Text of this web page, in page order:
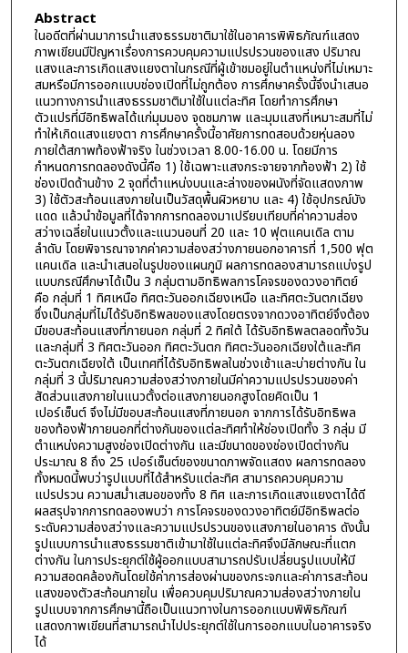
Abstract
ในอดีตที่ผ่านมาการนำแสงธรรมชาติมาใช้ในอาคารพิพิธภัณฑ์แสดง
ภาพเขียนมีปัญหาเรื่องการควบคุมความแปรปรวนของแสง ปริมาณ
แสงและการเกิดแสงแยงตาในกรณีที่ผู้เข้าชมอยู่ในตำแหน่งที่ไม่เหมาะ
สมหรือมีการออกแบบช่องเปิดที่ไม่ถูกต้อง การศึกษาครั้งนี้จึงนำเสนอ
แนวทางการนำแสงธรรมชาติมาใช้ในแต่ละทิศ โดยทำการศึกษา
ตัวแปรที่มีอิทธิพลได้แก่มุมมอง จุดชมภาพ และมุมแสงที่เหมาะสมที่ไม่
ทำให้เกิดแสงแยงตา การศึกษาครั้งนี้อาศัยการทดสอบด้วยหุ่นลอง
ภายใต้สภาพท้องฟ้าจริง ในช่วงเวลา 8.00-16.00 น. โดยมีการ
กำหนดการทดลองดังนี้คือ 1) ใช้เฉพาะแสงกระจายจากท้องฟ้า 2) ใช้
ช่องเปิดด้านข้าง 2 จุดที่ตำแหน่งบนและล่างของผนังที่จัดแสดงภาพ
3) ใช้ตัวสะท้อนแสงภายในเป็นวัสดุพื้นผิวหยาบ และ 4) ใช้อุปกรณ์บัง
แดด แล้วนำข้อมูลที่ได้จากการทดลองมาเปรียบเทียบที่ค่าความส่อง
สว่างเฉลี่ยในแนวตั้งและแนวนอนที่ 20 และ 10 ฟุตแคนเดิล ตาม
ลำดับ โดยพิจารณาจากค่าความส่องสว่างภายนอกอาคารที่ 1,500 ฟุต
แคนเดิล และนำเสนอในรูปของแผนภูมิ ผลการทดลองสามารถแบ่งรูป
แบบกรณีศึกษาได้เป็น 3 กลุ่มตามอิทธิพลการโคจรของดวงอาทิตย์
คือ กลุ่มที่ 1 ทิศเหนือ ทิศตะวันออกเฉียงเหนือ และทิศตะวันตกเฉียง
ซึ่งเป็นกลุ่มที่ไม่ได้รับอิทธิพลของแสงโดยตรงจากดวงอาทิตย์จึงต้อง
มีขอบสะท้อนแสงที่ภายนอก กลุ่มที่ 2 ทิศใต้ ได้รับอิทธิพลตลอดทั้งวัน
และกลุ่มที่ 3 ทิศตะวันออก ทิศตะวันตก ทิศตะวันออกเฉียงใต้และทิศ
ตะวันตกเฉียงใต้ เป็นเทศที่ได้รับอิทธิพลในช่วงเช้าและบ่ายต่างกัน ใน
กลุ่มที่ 3 นี้ปริมาณความส่องสว่างภายในมีค่าความแปรปรวนของค่า
สัดส่วนแสงภายในแนวตั้งต่อแสงภายนอกสูงโดยคิดเป็น 1
เปอร์เซ็นต์ จึงไม่มีขอบสะท้อนแสงที่ภายนอก จากการได้รับอิทธิพล
ของท้องฟ้าภายนอกที่ต่างกันของแต่ละทิศทำให้ช่องเปิดทั้ง 3 กลุ่ม มี
ตำแหน่งความสูงช่องเปิดต่างกัน และมีขนาดของช่องเปิดต่างกัน
ประมาณ 8 ถึง 25 เปอร์เซ็นต์ของขนาดภาพจัดแสดง ผลการทดลอง
ทั้งหมดนี้พบว่ารูปแบบที่ได้สำหรับแต่ละทิศ สามารถควบคุมความ
แปรปรวน ความสม่ำเสมอของทั้ง 8 ทิศ และการเกิดแสงแยงตาได้ดี
ผลสรุปจากการทดลองพบว่า การโคจรของดวงอาทิตย์มีอิทธิพลต่อ
ระดับความส่องสว่างและความแปรปรวนของแสงภายในอาคาร ดังนั้น
รูปแบบการนำแสงธรรมชาติเข้ามาใช้ในแต่ละทิศจึงมีลักษณะที่แตก
ต่างกัน ในการประยุกต์ใช้ผู้ออกแบบสามารถปรับเปลี่ยนรูปแบบให้มี
ความสอดคล้องกันโดยใช้ค่าการส่องผ่านของกระจกและค่าการสะท้อน
แสงของตัวสะท้อนภายใน เพื่อควบคุมปริมาณความส่องสว่างภายใน
รูปแบบจากการศึกษานี้ถือเป็นแนวทางในการออกแบบพิพิธภัณฑ์
แสดงภาพเขียนที่สามารถนำไปประยุกต์ใช้ในการออกแบบในอาคารจริง
ได้